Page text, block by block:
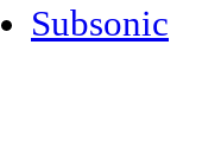
Subsonic